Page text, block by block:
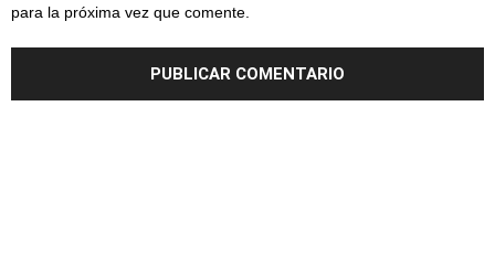
para la próxima vez que comente.